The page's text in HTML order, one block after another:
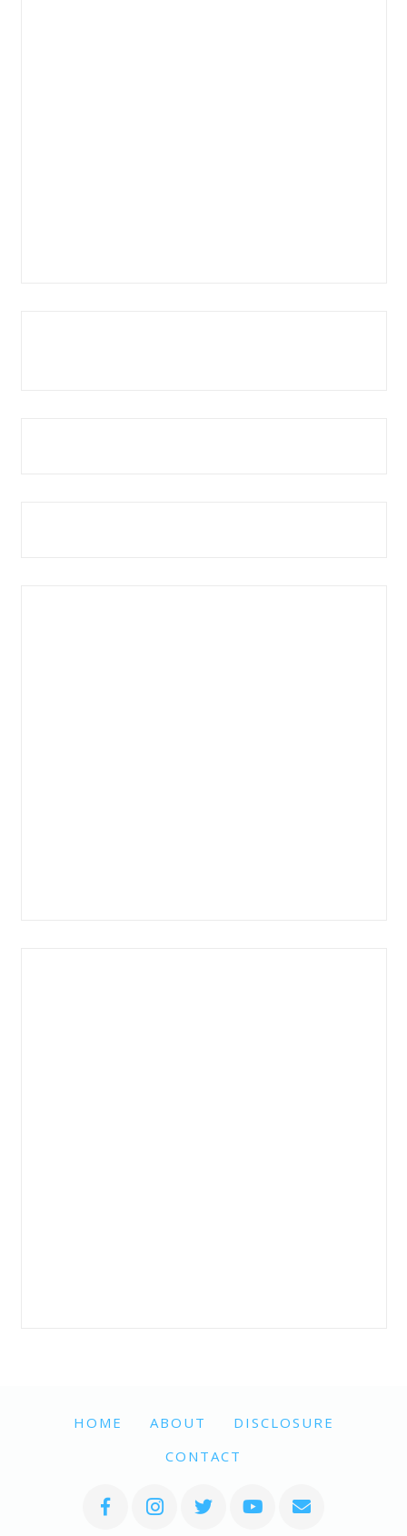
HOME ABOUT
DISCLOSURE
CONTACT